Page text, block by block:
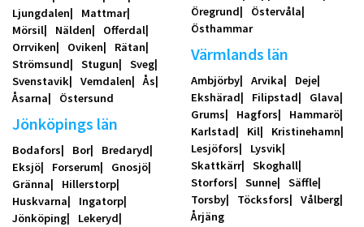
Ljungdalen
Mattmar
Mörsil
Nälden
Offerdal
Orrviken
Oviken
Rätan
Strömsund
Stugun
Sveg
Svenstavik
Vemdalen
Ås
Åsarna
Östersund
Jönköpings län
Bodafors Bor
Bredaryd
Eksjö
Forserum
Gnosjö
Gränna
Hillerstorp
Huskvarna
Ingatorp
Jönköping
Lekeryd
Öregrund
Östervåla
Östhammar
Värmlands län
Ambjörby Arvika
Deje
Ekshärad
Filipstad
Glava
Grums
Hagfors
Hammarö
Karlstad
Kil
Kristinehamn
Lesjöfors
Lysvik
Skattkärr
Skoghall
Storfors
Sunne
Säffle
Torsby
Töcksfors
Vålberg
Årjäng